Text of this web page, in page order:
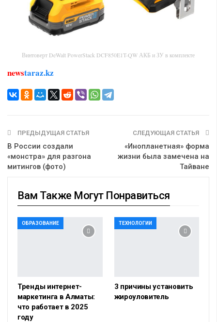
Винтоверт DeWalt PowerStack DCF850E1T-QW АКБ и ЗУ в комплекте
newstaraz.kz
ПРЕДЫДУЩАЯ СТАТЬЯ
В России создали
«монстра» для разгона
митингов (фото)
СЛЕДУЮЩАЯ СТАТЬЯ
«Инопланетная» форма
жизни была замечена на
Тайване
Вам Также Могут Понравиться
ОБРАЗОВАНИЕ
Тренды интернет-
маркетинга в Алматы:
что работает в 2025
году
ТЕХНОЛОГИИ
3 причины установить
жироуловитель